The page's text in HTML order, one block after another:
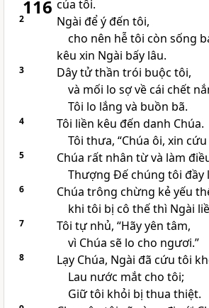
116 của tôi.
2
Ngài để ý đến tôi,
cho nên hễ tôi còn sống
kêu xin Ngài bấy lâu.
3
Dây tử thần trói buộc tôi,
và mối lo sợ về cái chết
Tôi lo lắng và buồn bã.
4
Tôi liền kêu đến danh Chúa.
Tôi thưa, “Chúa ôi, xin cứu
5
Chúa rất nhân từ và làm
Thượng Đế chúng tôi
6
Chúa trông chừng kẻ yếu
khi tôi bị cô thế thì Ngài
7
Tôi tự nhủ, “Hãy yên tâm,
vì Chúa sẽ lo cho ngươi.”
8
Lạy Chúa, Ngài đã cứu tôi
Lau nước mắt cho tôi;
Giữ tôi khỏi bị thua thiệt.